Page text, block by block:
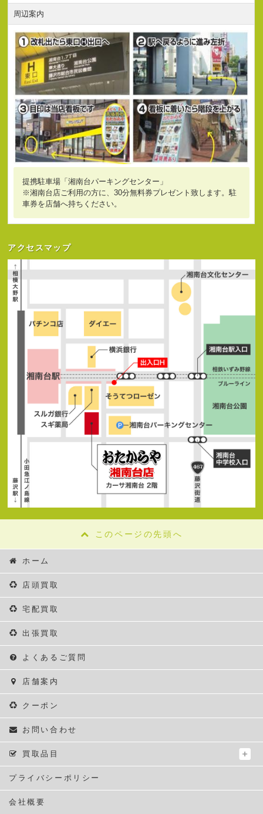
周辺案内
提携駐車場「湘南台パーキングセンター」
※湘南台店ご利用の方に、30分無料券プレゼント致します。駐
車券を店舗へ持ちください。
アクセスマップ
このページの先頭へ
ホーム
店頭買取
宅配買取
出張買取
よくあるご質問
店舗案内
クーポン
お問い合わせ
買取品目
プライバシーポリシー
会社概要